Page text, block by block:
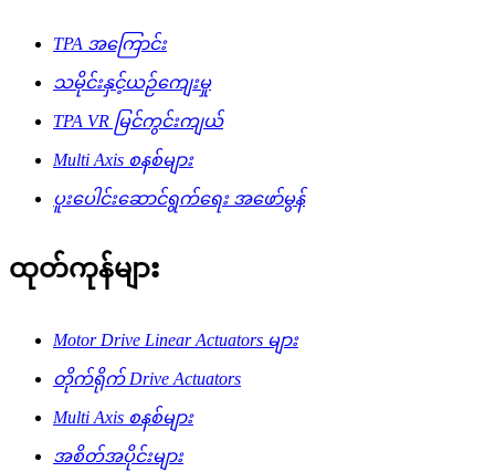
TPA အကြောင်း
သမိုင်းနှင့်ယဉ်ကျေးမှု
TPA VR မြင်ကွင်းကျယ်
Multi Axis စနစ်များ
ပူးပေါင်းဆောင်ရွက်ရေး အဖော်မွန်
ထုတ်ကုန်များ
Motor Drive Linear Actuators များ
တိုက်ရိုက် Drive Actuators
Multi Axis စနစ်များ
အစိတ်အပိုင်းများ